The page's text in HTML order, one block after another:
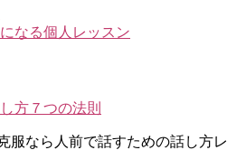
なる個人レッスン
方７つの法則
服なら人前で話すための話し方レ